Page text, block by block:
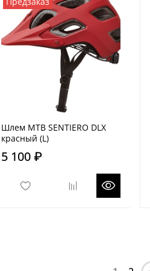
Шлем MTB SENTIERO DLX
красный (L)
5 100 ₽